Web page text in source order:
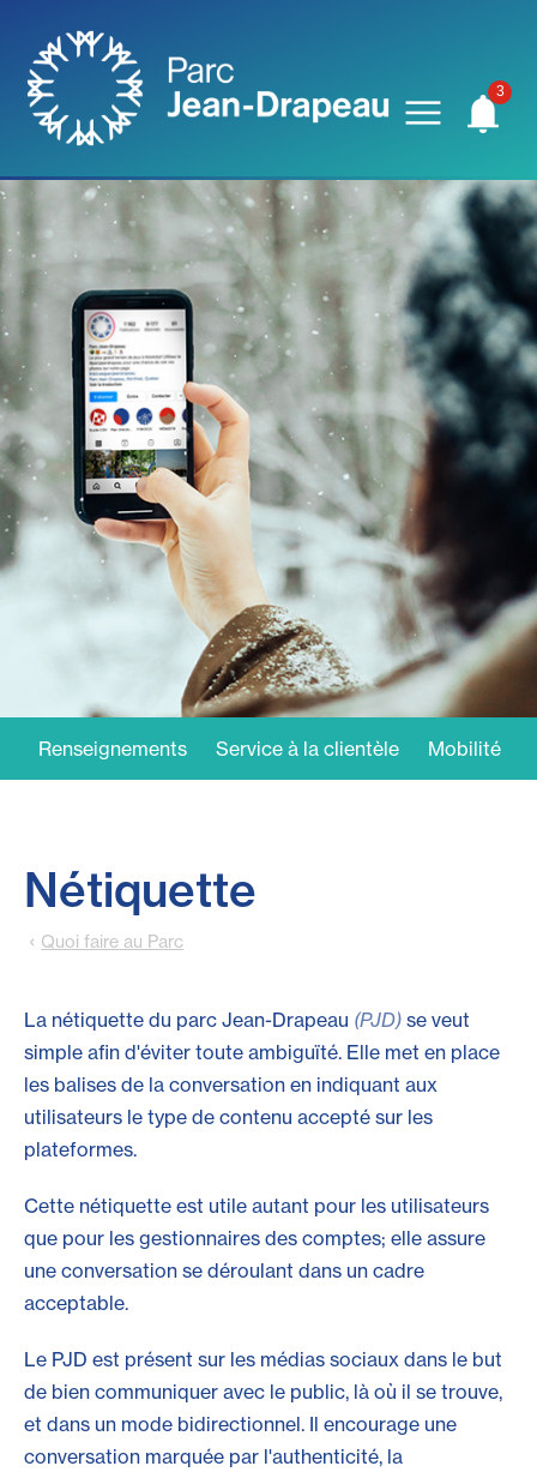
Renseignements Service à la clientèle Mobilité
Nétiquette
Quoi faire au Parc
La nétiquette du parc Jean-Drapeau (PJD) se veut
simple afin d'éviter toute ambiguïté. Elle met en place
les balises de la conversation en indiquant aux
utilisateurs le type de contenu accepté sur les
plateformes.
Cette nétiquette est utile autant pour les utilisateurs
que pour les gestionnaires des comptes; elle assure
une conversation se déroulant dans un cadre
acceptable.
Le PJD est présent sur les médias sociaux dans le but
de bien communiquer avec le public, là où il se trouve,
et dans un mode bidirectionnel. Il encourage une
conversation marquée par l'authenticité, la